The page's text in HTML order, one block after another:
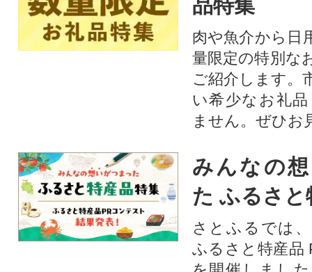
品特集
肉や魚介から日
量限定の特別な
ご紹介します。
い希少なお礼
ません。ぜひお
みんなの
た ふるさと
さとふるでは
ふるさと特産品